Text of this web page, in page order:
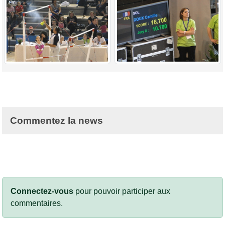
Commentez la news
Connectez-vous pour pouvoir participer aux
commentaires.